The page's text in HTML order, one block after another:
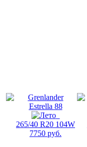
Grenlander
Estrella 88
265/40 R20 104W
7750 руб.